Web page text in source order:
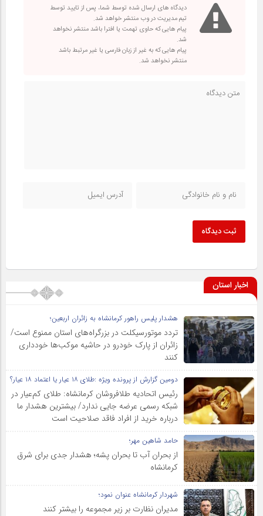
دیدگاه های ارسال شده توسط شما، پس از تایید توسط
تیم مدیریت در وب منتشر خواهد شد.
پیام هایی که حاوی تهمت یا افترا باشد منتشر نخواهد
شد.
پیام هایی که به غیر از زبان فارسی یا غیر مرتبط باشد
منتشر نخواهد شد.
ثبت دیدگاه
اخبار استان
هشدار پلیس راهور کرمانشاه به زائران اربعین؛
تردد موتورسیکلت در بزرگراه‌های استان ممنوع است/
زائران از پارک خودرو در حاشیه موکب‌ها خودداری
کنند
دومین گزارش از پرونده ویژه :طلای ۱۸ عیار یا اعتماد ۱۸ عیار؟
رئیس اتحادیه طلافروشان کرمانشاه: طلای کم‌عیار در
شبکه رسمی عرضه جایی ندارد/ بیشترین هشدار ما
درباره خرید از افراد فاقد صلاحیت است
حامد شاهین مهر؛
از بحران آب تا بحران پشه؛ هشدار جدی برای شرق
کرمانشاه
شهردار کرمانشاه عنوان نمود؛
مدیران نظارت بر زیر مجموعه را بیشتر کنند